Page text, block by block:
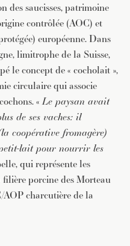
des saucisses, patrimoine
contrôlée (AOC) et
européenne. Dans
limitrophe de la Suisse,
le concept de « cocholait »,
circulaire qui associe
«Le paysan avait
de ses vaches: il
coopérative fromagère)
lait pour nourrir les
qui représente les
porcine des Morteau
charcutière de la